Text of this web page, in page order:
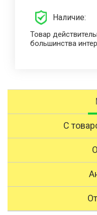
Наличие:
Товар
большинства
С